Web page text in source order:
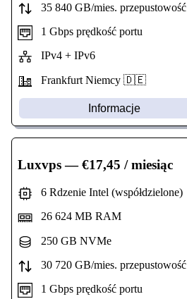
35 840 GB/mies. przepustowość
1 Gbps prędkość portu
IPv4 + IPv6
Frankfurt Niemcy 🇩🇪
Informacje
Luxvps— €17,45 / miesiąc
6 Rdzenie Intel (współdzielone)
26 624 MB RAM
250 GB NVMe
30 720 GB/mies. przepustowość
1 Gbps prędkość portu